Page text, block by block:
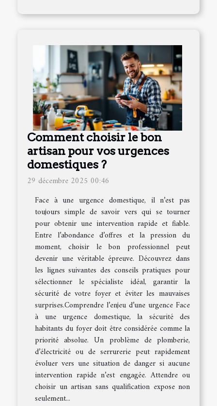
Comment choisir le bon
artisan pour vos urgences
domestiques ?
29 décembre 2025 00:46
Face à une urgence domestique, il n’est pas
toujours simple de savoir vers qui se tourner
pour obtenir une intervention rapide et fiable.
Entre l’abondance d’offres et la pression du
moment, choisir le bon professionnel peut
devenir une véritable épreuve. Découvrez dans
les lignes suivantes des conseils pratiques pour
sélectionner le spécialiste idéal, garantir la
sécurité de votre foyer et éviter les mauvaises
surprises.Comprendre l’enjeu d’une urgence Face
à une urgence domestique, la sécurité des
habitants du foyer doit être considérée comme la
priorité absolue. Un problème de plomberie,
d’électricité ou de serrurerie peut rapidement
évoluer vers une situation de danger si aucune
intervention rapide n’est engagée. Attendre ou
choisir un artisan sans qualification expose non
seulement...